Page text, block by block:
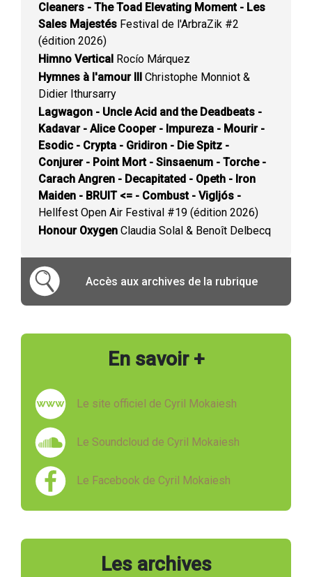
Cleaners - The Toad Elevating Moment - Les
Sales Majestés Festival de l'ArbraZik #2
(édition 2026)
Himno Vertical Rocío Márquez
Hymnes à l'amour III Christophe Monniot &
Didier Ithursarry
Lagwagon - Uncle Acid and the Deadbeats -
Kadavar - Alice Cooper - Impureza - Mourir -
Esodic - Crypta - Gridiron - Die Spitz -
Conjurer - Point Mort - Sinsaenum - Torche -
Carach Angren - Decapitated - Opeth - Iron
Maiden - BRUIT <= - Combust - Vigljós -
Hellfest Open Air Festival #19 (édition 2026)
Honour Oxygen Claudia Solal & Benoît Delbecq
Accès aux archives de la rubrique
En savoir +
Le site officiel de Cyril Mokaiesh
Le Soundcloud de Cyril Mokaiesh
Le Facebook de Cyril Mokaiesh
Les archives